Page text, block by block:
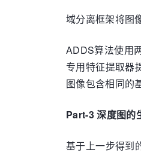
域分离框架将图
ADDS算法使用
专用特征提取器
图像包含相同的
Part-3 深度图的
基于上一步得到